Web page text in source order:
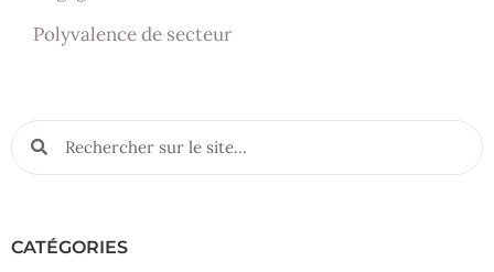
Polyvalence de secteur
CATÉGORIES